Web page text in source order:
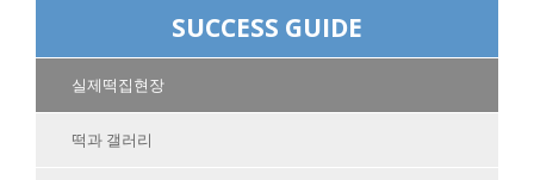
SUCCESS GUIDE
실제떡집현장
떡과 갤러리